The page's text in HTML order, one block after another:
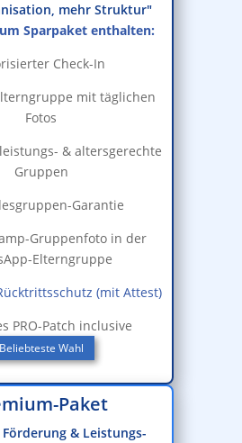
mehr Struktur"
Sparpaket enthalten:
Check-In
mit täglichen
Fotos
& altersgerechte
Gruppen
Garantie
Gruppenfoto in der
Elterngruppe
(mit Attest)
PRO-Patch inclusive
Beliebteste Wahl
Paket
& Leistungs-